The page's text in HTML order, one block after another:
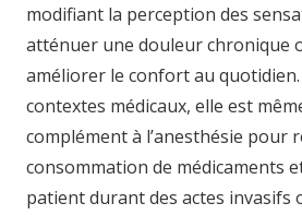
modifiant la perception des
atténuer une douleur chronique
améliorer le confort au
contextes médicaux, elle est
complément à l’anesthésie pour
consommation de médicaments
patient durant des actes invasifs